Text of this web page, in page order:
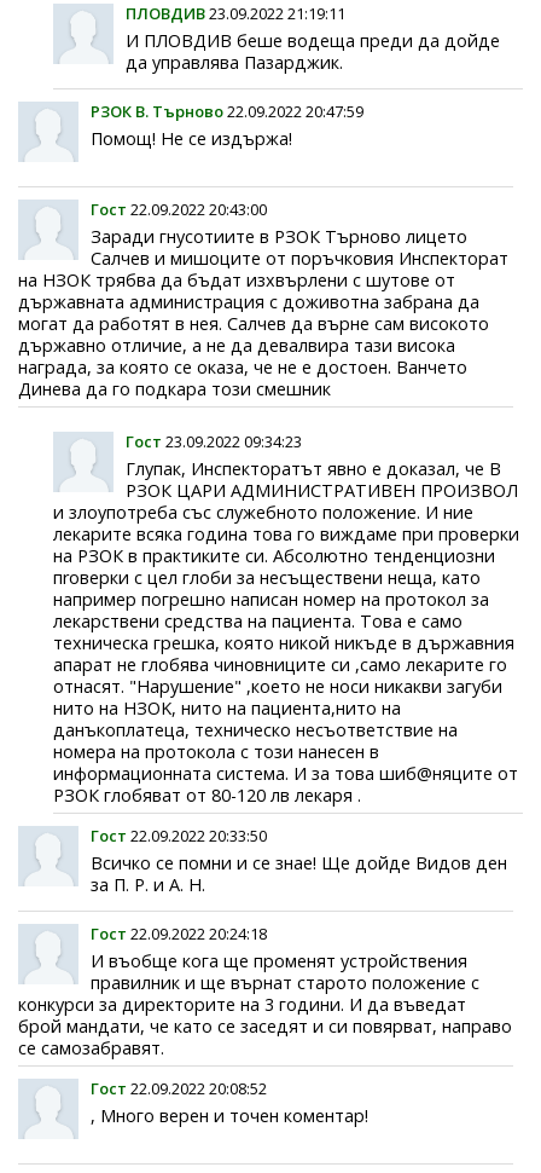
ПЛОВДИВ23.09.2022 21:19:11
И ПЛОВДИВ беше водеща преди да дойде
да управлява Пазарджик.
РЗОК В. Търново22.09.2022 20:47:59
Помощ! Не се издържа!
Гост 22.09.2022 20:43:00
Заради гнусотиите в РЗОК Търново лицето
Салчев и мишоците от поръчковия Инспекторат
на НЗОК трябва да бъдат изхвърлени с шутове от
държавната администрация с доживотна забрана да
могат да работят в нея. Салчев да върне сам високото
държавно отличие, а не да девалвира тази висока
награда, за която се оказа, че не е достоен. Ванчето
Динева да го подкара този смешник
Гост 23.09.2022 09:34:23
Глупак, Инспекторатът явно е доказал, че В
РЗОК ЦАРИ АДМИНИСТРАТИВЕН ПРОИЗВОЛ
и злоупотреба със служебното положение. И ние
лекарите всяка година това го виждаме при проверки
на РЗОК в практиките си. Абсолютно тенденциозни
пrоверки с цел глоби за несъществени неща, като
например погрешно написан номер на протокол за
лекарствени средства на пациента. Тoва е само
техническа грешка, която никой никъде в държавния
апарат не глобява чиновниците си ,само лекарите го
отнасят. "Нарушение" ,което не носи никакви загуби
нито на НЗОK, нито на пациента,нито на
данъкоплатеца, техническо несъответствие на
номeра на протокола с този нанесен в
информационната система. И за това шиб@няците от
РЗОК глобяват от 80-120 лв лекаря .
Гост 22.09.2022 20:33:50
Всичко се помни и се знае! Ще дойде Видов ден
за П. Р. и А. Н.
Гост 22.09.2022 20:24:18
И въобще кога ще променят устройствения
правилник и ще върнат старото положение с
конкурси за директорите на 3 години. И да въведат
брой мандати, че като се заседят и си повярват, направо
се самозабравят.
Гост 22.09.2022 20:08:52
, Много верен и точен коментар!